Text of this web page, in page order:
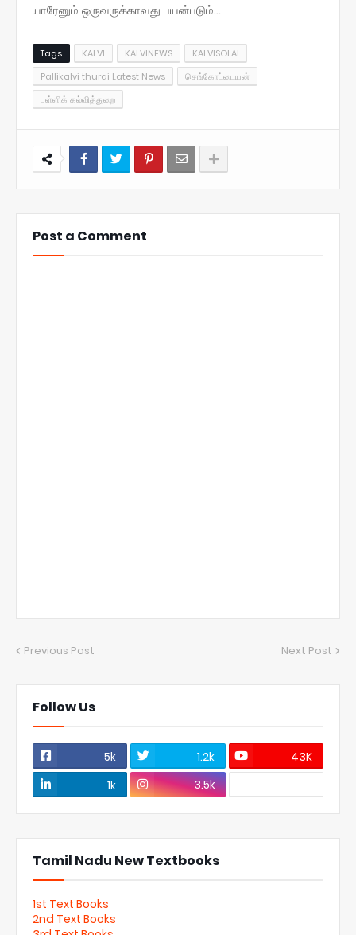
யாரேனும் ஒருவருக்காவது பயன்படும்...
Tags KALVI KALVINEWS
KALVISOLAI
Pallikalvi thurai Latest News
செங்கோட்டையன்
பள்ளிக் கல்வித்துறை
Post a Comment
Previous Post Next Post
Follow Us
5k 1.2k
43K
1k
3.5k
Tamil Nadu New Textbooks
1st Text Books
2nd Text Books